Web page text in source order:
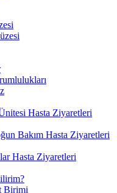
Hasta Ziyaretleri
Bakım Hasta Ziyaretleri
Hasta Ziyaretleri
Birimi